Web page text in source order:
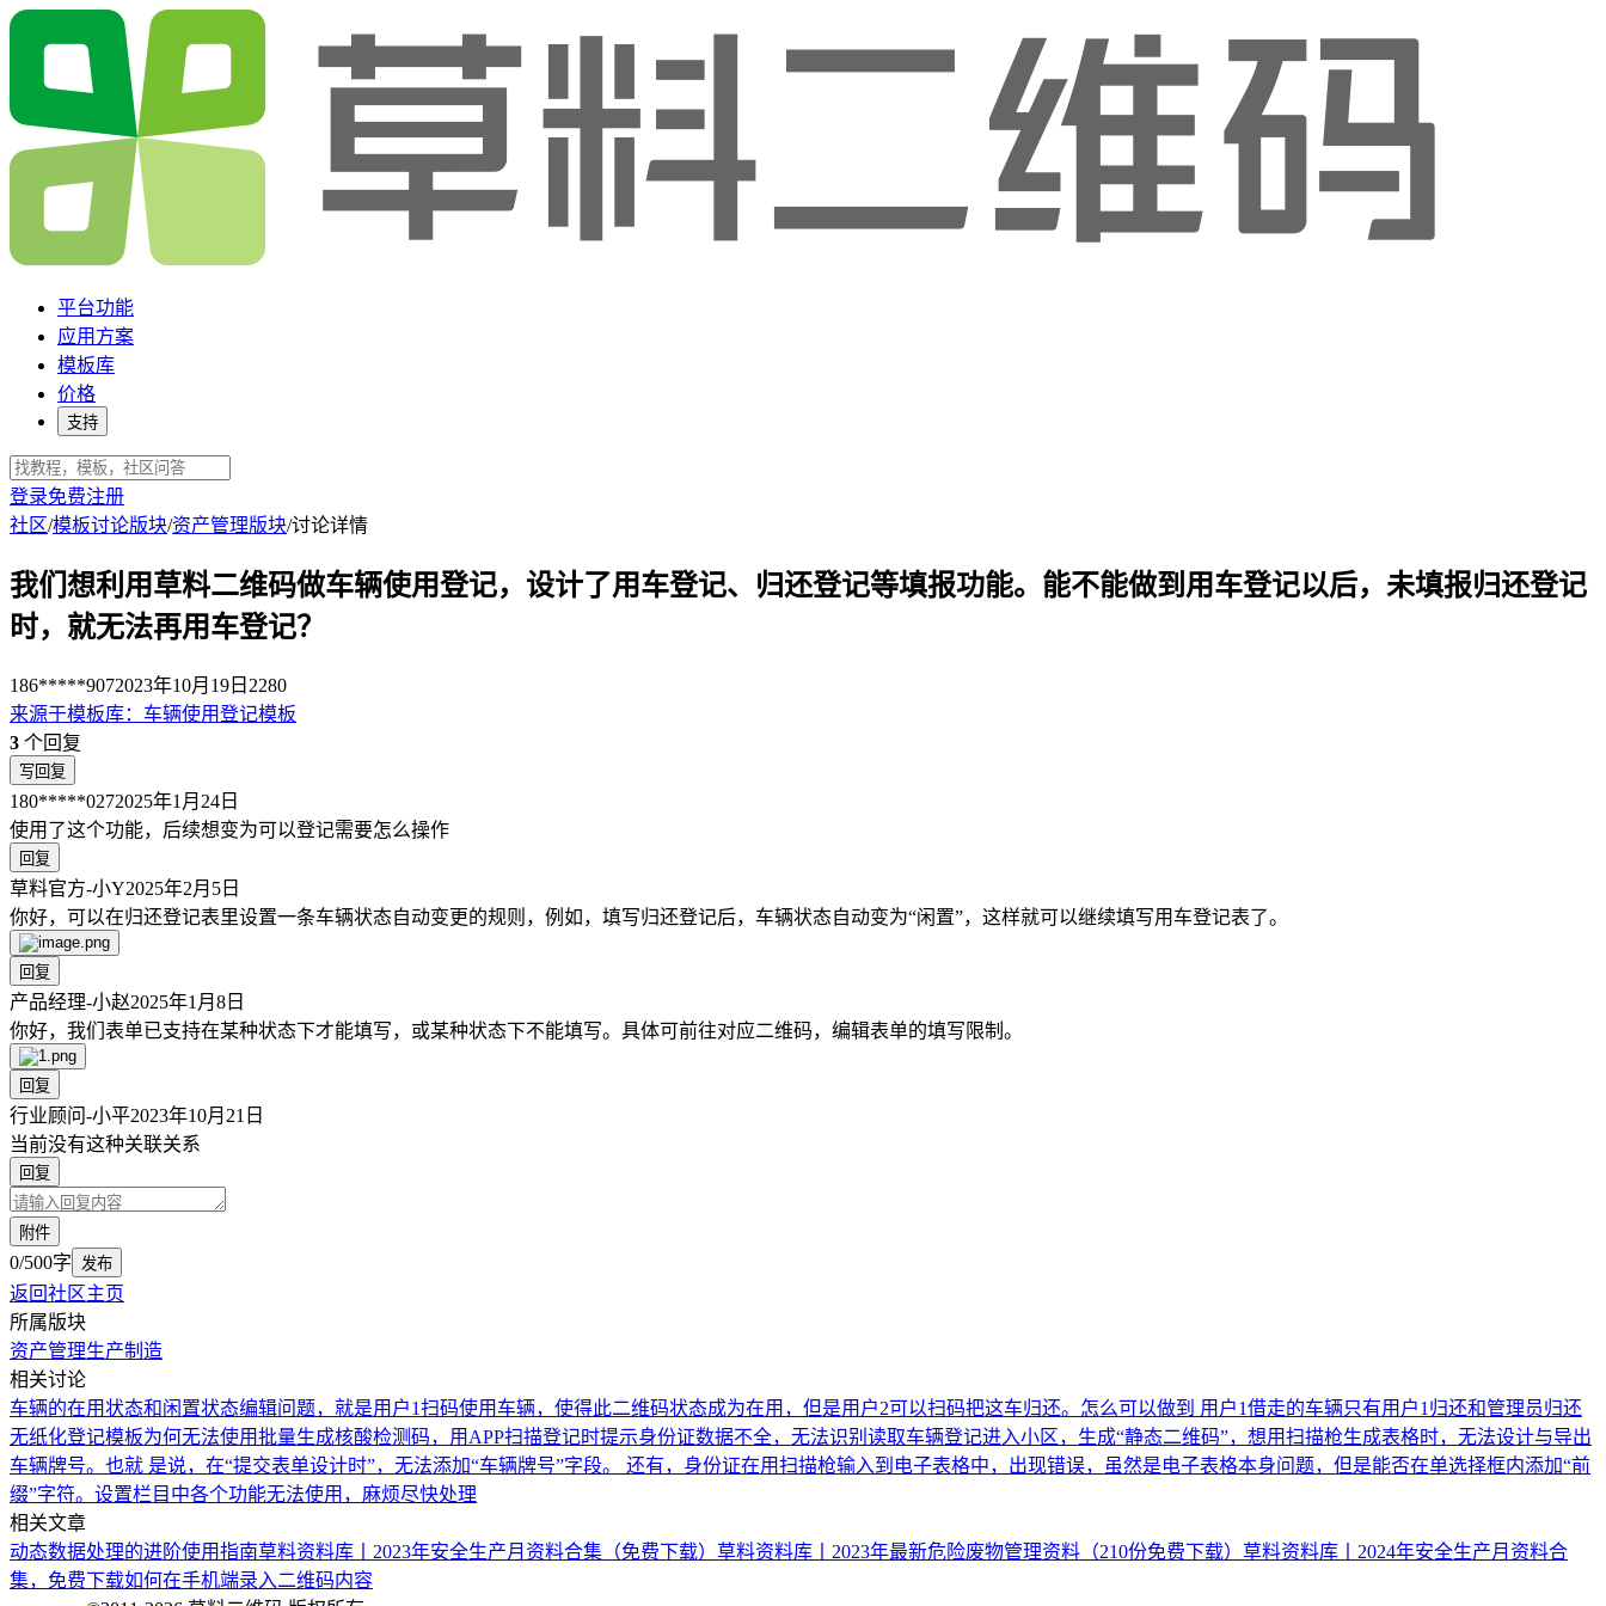
平台功能
应用方案
模板库
价格
支持
登录免费注册
社区/模板讨论版块/资产管理版块/讨论详情
我们想利用草料二维码做车辆使用登记，设计了用车登记、归还登记等填报功能。能不能做到用车登记以后，未填报归还登记
时，就无法再用车登记？
186*****9072023年10月19日 2280
来源于模板库： 车辆使用登记模板
3 个回复
写回复
180*****0272025年1月24日
使用了这个功能，后续想变为可以登记需要怎么操作
回复
草料官方-小Y2025年2月5日
你好，可以在归还登记表里设置一条车辆状态自动变更的规则，例如，填写归还登记后，车辆状态自动变为“闲置”，这样就可以继续填写用车登记表了。
回复
产品经理-小赵2025年1月8日
你好，我们表单已支持在某种状态下才能填写，或某种状态下不能填写。具体可前往对应二维码，编辑表单的填写限制。
回复
行业顾问-小平2023年10月21日
当前没有这种关联关系
回复
附件
0/500字 发布
返回社区主页
所属版块
资产管理生产制造
相关讨论
车辆的在用状态和闲置状态编辑问题，就是用户1扫码使用车辆，使得此二维码状态成为在用，但是用户2可以扫码把这车归还。怎么可以做到 用户1借走的车辆只有用户1归还和管理员归还
无纸化登记模板为何无法使用批量生成核酸检测码，用APP扫描登记时提示身份证数据不全，无法识别读取车辆登记进入小区，生成“静态二维码”，想用扫描枪生成表格时，无法设计与导出
车辆牌号。也就 是说，在“提交表单设计时”，无法添加“车辆牌号”字段。 还有，身份证在用扫描枪输入到电子表格中，出现错误，虽然是电子表格本身问题，但是能否在单选择框内添加“前
缀”字符。 设置栏目中各个功能无法使用，麻烦尽快处理
相关文章
动态数据处理的进阶使用指南草料资料库丨2023年安全生产月资料合集（免费下载） 草料资料库丨2023年最新危险废物管理资料（210份免费下载） 草料资料库丨2024年安全生产月资料合
集，免费下载如何在手机端录入二维码内容